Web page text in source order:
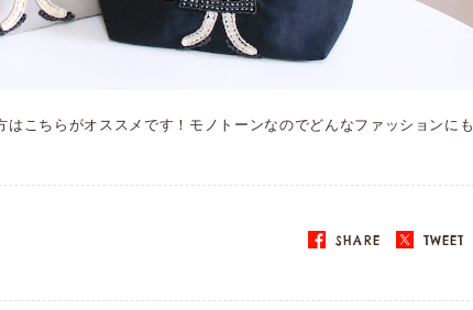
こちらがオススメです！モノトーンなのでどんなファッションにも
SHARE TWEET